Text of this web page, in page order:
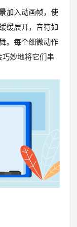
加入动画帧，使
缓展开，音符如
。每个细微动作
妙地将它们串